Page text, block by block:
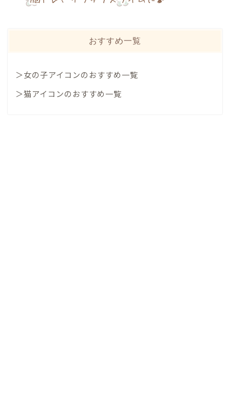
おすすめ一覧
＞女の子アイコンのおすすめ一覧
＞猫アイコンのおすすめ一覧